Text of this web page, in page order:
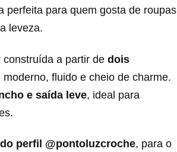
perfeita para quem gosta de roupas
leveza.
a partir de dois
fluido e cheio de charme.
e saída leve, ideal para
perfil @pontoluzcroche, para o